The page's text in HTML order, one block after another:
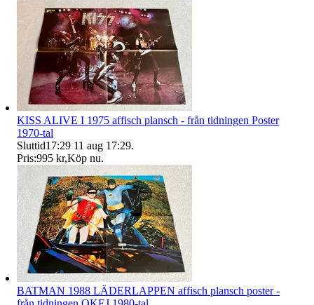
KISS ALIVE I 1975 affisch plansch - från tidningen Poster
1970-tal
Sluttid17:29 11 aug 17:29.
Pris:995 kr,Köp nu.
BATMAN 1988 LÄDERLAPPEN affisch plansch poster -